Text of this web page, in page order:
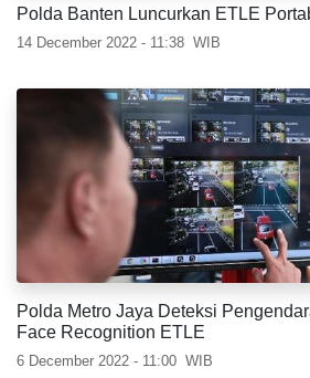
Polda Banten Luncurkan ETLE
14 December 2022 - 11:38 WIB
Polda Metro Jaya Deteksi
Face Recognition ETLE
6 December 2022 - 11:00 WIB